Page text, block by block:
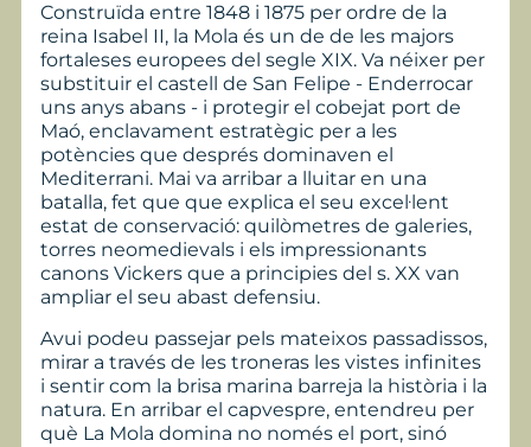
Construïda entre 1848 i 1875 per ordre de la
reina Isabel II, la Mola és un de de les majors
fortaleses europees del segle XIX. Va néixer per
substituir el castell de San Felipe - Enderrocar
uns anys abans - i protegir el cobejat port de
Maó, enclavament estratègic per a les
potències que després dominaven el
Mediterrani. Mai va arribar a lluitar en una
batalla, fet que que explica el seu excel·lent
estat de conservació: quilòmetres de galeries,
torres neomedievals i els impressionants
canons Vickers que a principies del s. XX van
ampliar el seu abast defensiu.
Avui podeu passejar pels mateixos passadissos,
mirar a través de les troneras les vistes infinites
i sentir com la brisa marina barreja la història i la
natura. En arribar el capvespre, entendreu per
què La Mola domina no només el port, sinó